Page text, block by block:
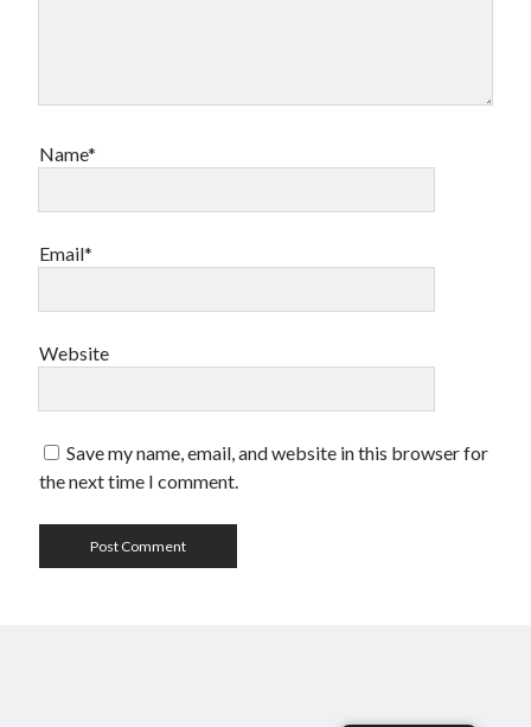
Name*
Email*
Website
Save my name, email, and website in this browser for
the next time I comment.